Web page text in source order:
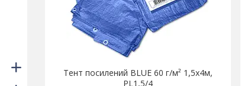
Тент посилений BLUE 60 г/м² 1,5х4м,
PL1,5/4